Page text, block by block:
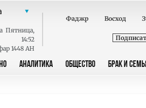
Пятница,
14:52
1448 AH
Фаджр Восход
АНАЛИТИКА ОБЩЕСТВО БРАК И